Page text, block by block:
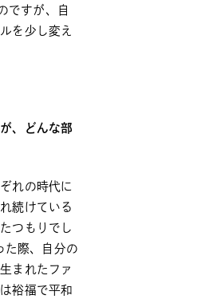
ですが、自
を少し変え
、どんな部
れの時代に
続けている
つもりでし
た際、自分の
まれたファ
裕福で平和